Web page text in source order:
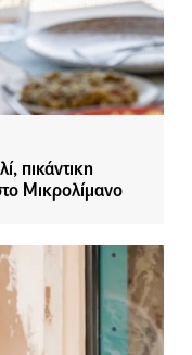
πικάντικη
Μικρολίμανο